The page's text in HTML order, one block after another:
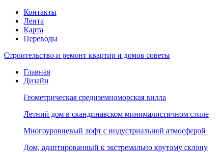
Контакты
Лента
Карта
Переводы
Строительство и ремонт квартир и домов советы
Главная
Дизайн
Геометрическая средиземноморская вилла
Летний дом в скандинавском минималистичном стиле
Многоуровневый лофт с индустриальной атмосферой
Дом, адаптированный к экстремально крутому склону